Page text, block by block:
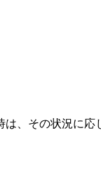
、その状況に応